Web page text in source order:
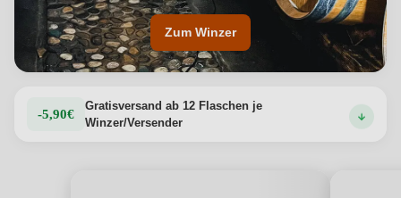
Zum Winzer
-5,90€
Gratisversand ab 12 Flaschen je
Winzer/Versender